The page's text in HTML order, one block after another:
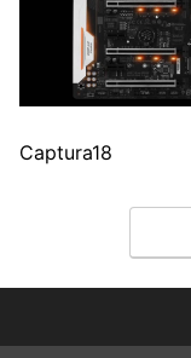
Captura18